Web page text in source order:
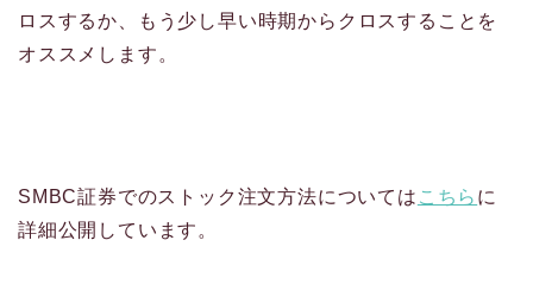
ロスするか、もう少し早い時期からクロスすることを
オススメします。
SMBC証券でのストック注文方法については こちら に
詳細公開しています。